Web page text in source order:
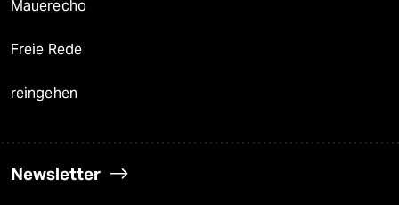
Mauerecho
Freie Rede
reingehen
Newsletter